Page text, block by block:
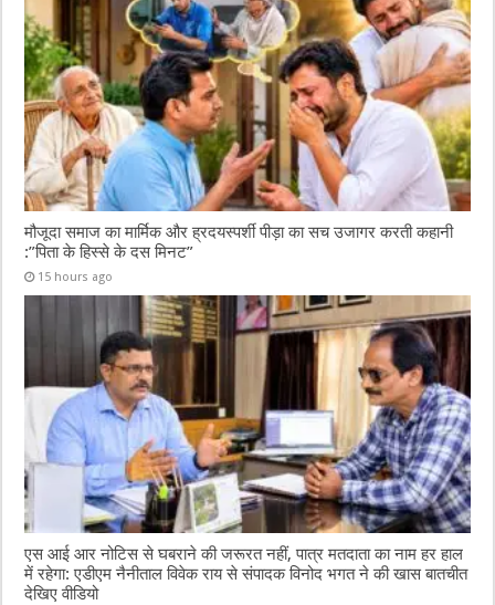
मौजूदा समाज का मार्मिक और ह्रदयस्पर्शी पीड़ा का सच उजागर करती कहानी
:”पिता के हिस्से के दस मिनट”
15 hours ago
एस आई आर नोटिस से घबराने की जरूरत नहीं, पात्र मतदाता का नाम हर हाल
में रहेगा: एडीएम नैनीताल विवेक राय से संपादक विनोद भगत ने की खास बातचीत
देखिए वीडियो